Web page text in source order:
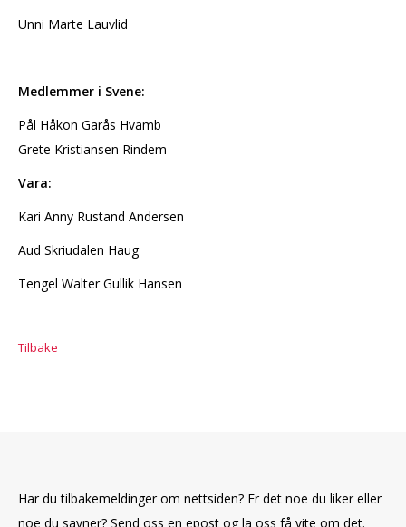
Unni Marte Lauvlid
Medlemmer i Svene:
Pål Håkon Garås Hvamb
Grete Kristiansen Rindem
Vara:
Kari Anny Rustand Andersen
Aud Skriudalen Haug
Tengel Walter Gullik Hansen
Tilbake
Har du tilbakemeldinger om nettsiden? Er det noe du liker eller
noe du savner? Send oss en epost og la oss få vite om det.